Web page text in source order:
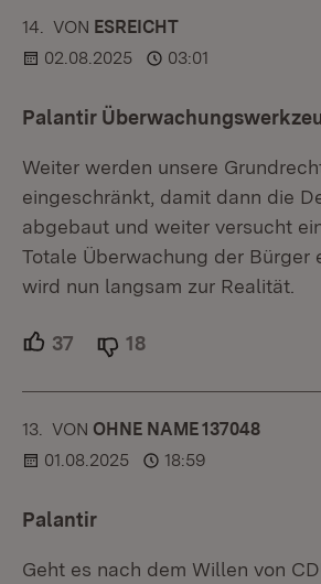
14. KOMMENTAR
VON :ESREICHT
02.08.2025
03:01
Palantir
Weiter werden unsere
eingeschränkt, damit dann die
abgebaut und weiter versucht
Totale Überwachung der Bürger
wird nun langsam zur Realität.
37 Unterstützer.
18
13. KOMMENTAR
VON :OHNE NAME 137048
01.08.2025
18:59
Palantir
Geht es nach dem Willen von